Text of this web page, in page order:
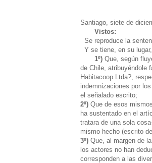
Santiago, siete de
Vistos:
Se reproduce la
Y se tiene, en su
1º) Que, según
de Chile, atribuyéndole
Habitacoop Ltda?,
indemnizaciones por
el señalado escrito;
2º) Que de esos
ha sustentado en el
tratara de una sola
mismo hecho (escrito
3º) Que, al margen de
los actores no han
corresponden a las